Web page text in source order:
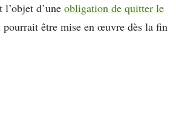
d’une obligation de quitter le
pourrait être mise en œuvre dès la fin